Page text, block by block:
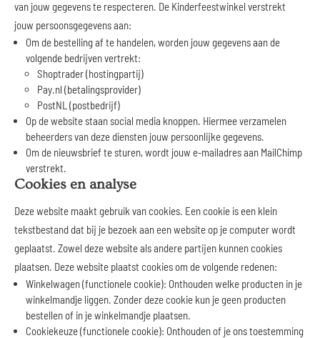
van jouw gegevens te respecteren. De Kinderfeestwinkel verstrekt
jouw persoonsgegevens aan:
Om de bestelling af te handelen, worden jouw gegevens aan de
volgende bedrijven vertrekt:
Shoptrader (hostingpartij)
Pay.nl (betalingsprovider)
PostNL (postbedrijf)
Op de website staan social media knoppen. Hiermee verzamelen
beheerders van deze diensten jouw persoonlijke gegevens.
Om de nieuwsbrief te sturen, wordt jouw e-mailadres aan MailChimp
verstrekt.
Cookies en analyse
Deze website maakt gebruik van cookies. Een cookie is een klein
tekstbestand dat bij je bezoek aan een website op je computer wordt
geplaatst. Zowel deze website als andere partijen kunnen cookies
plaatsen. Deze website plaatst cookies om de volgende redenen:
Winkelwagen (functionele cookie): Onthouden welke producten in je
winkelmandje liggen. Zonder deze cookie kun je geen producten
bestellen of in je winkelmandje plaatsen.
Cookiekeuze (functionele cookie): Onthouden of je ons toestemming